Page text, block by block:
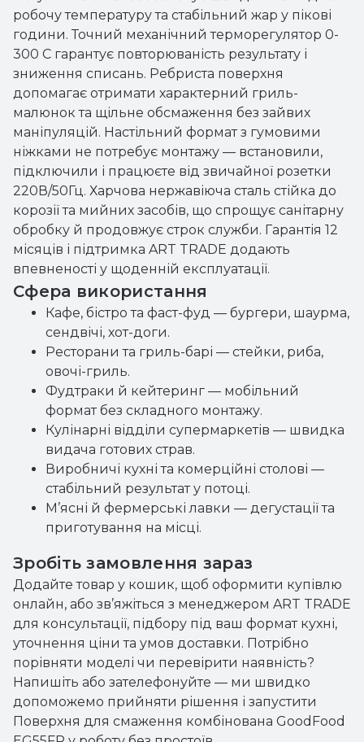
робочу температуру та стабільний жар у пікові
години. Точний механічний терморегулятор 0-
300 С гарантує повторюваність результату і
зниження списань. Ребриста поверхня
допомагає отримати характерний гриль-
малюнок та щільне обсмаження без зайвих
маніпуляцій. Настільний формат з гумовими
ніжками не потребує монтажу — встановили,
підключили і працюєте від звичайної розетки
220В/50Гц. Харчова нержавіюча сталь стійка до
корозії та мийних засобів, що спрощує санітарну
обробку й продовжує строк служби. Гарантія 12
місяців і підтримка ART TRADE додають
впевненості у щоденній експлуатації.
Сфера використання
Кафе, бістро та фаст-фуд — бургери, шаурма,
сендвічі, хот-доги.
Ресторани та гриль-барі — стейки, риба,
овочі-гриль.
Фудтраки й кейтеринг — мобільний
формат без складного монтажу.
Кулінарні відділи супермаркетів — швидка
видача готових страв.
Виробничі кухні та комерційні столові —
стабільний результат у потоці.
М’ясні й фермерські лавки — дегустації та
приготування на місці.
Зробіть замовлення зараз
Додайте товар у кошик, щоб оформити купівлю
онлайн, або зв’яжіться з менеджером ART TRADE
для консультації, підбору під ваш формат кухні,
уточнення ціни та умов доставки. Потрібно
порівняти моделі чи перевірити наявність?
Напишіть або зателефонуйте — ми швидко
допоможемо прийняти рішення і запустити
Поверхня для смаження комбінована GoodFood